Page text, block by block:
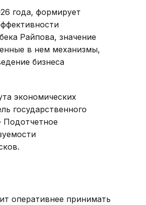
года, формирует
Райпова, значение
в нем механизмы,
бизнеса
экономических
государственного
Подотчетное
оперативнее принимать